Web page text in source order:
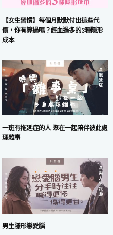
【女生習慣】每個月默默付出這些代
價，你有算過嗎？經血過多的3種隱形
成本
一班有拖延症的人 聚在一起陪伴彼此處
理雜事
男生隱形戀愛腦